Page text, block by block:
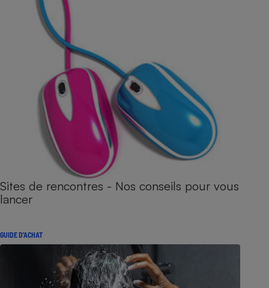
Sites de rencontres - Nos conseils pour vous
lancer
GUIDE D'ACHAT